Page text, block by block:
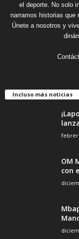
el deporte. No solo
narramos historias que
Únete a nosotros y
Incluso más noticias
OM
con